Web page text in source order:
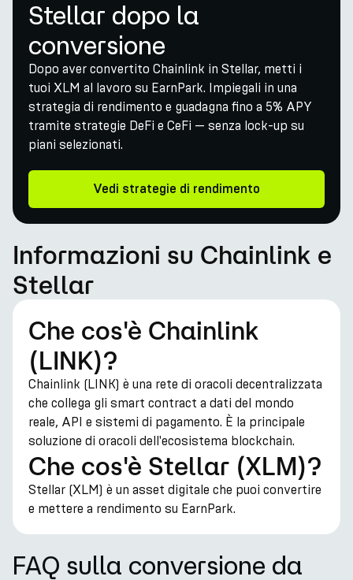
Stellar dopo la
conversione
Dopo aver convertito Chainlink in Stellar, metti i
tuoi XLM al lavoro su EarnPark. Impiegali in una
strategia di rendimento e guadagna fino a 5% APY
tramite strategie DeFi e CeFi — senza lock-up su
piani selezionati.
Vedi strategie di rendimento
Informazioni su Chainlink e
Stellar
Che cos'è Chainlink
(LINK)?
Chainlink (LINK) è una rete di oracoli decentralizzata
che collega gli smart contract a dati del mondo
reale, API e sistemi di pagamento. È la principale
soluzione di oracoli dell'ecosistema blockchain.
Che cos'è Stellar (XLM)?
Stellar (XLM) è un asset digitale che puoi convertire
e mettere a rendimento su EarnPark.
FAQ sulla conversione da